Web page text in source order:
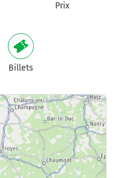
Prix
Billets